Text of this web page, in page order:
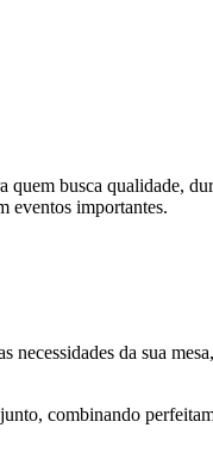
quem busca qualidade,
eventos importantes.
necessidades da sua
combinando